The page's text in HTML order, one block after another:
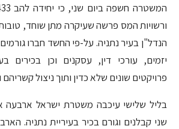
ורשויות המס פרשה שעיקרה מתן שוחד,
הנדל"ן בעיר נתניה. על-פי החשד חברו
יזמים, עורכי דין, עסקנים וכן בכירים
פרויקטים שונים שלא כדין ותוך ניצול
בליל שלישי עיכבה משטרת ישראל ארבעה
שני קבלנים וגורם בכיר בעיריית נתניה.